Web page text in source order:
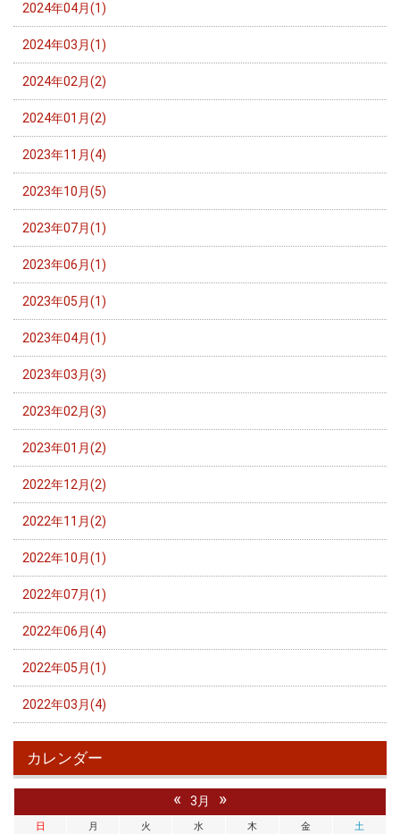
2024年04月(1)
2024年03月(1)
2024年02月(2)
2024年01月(2)
2023年11月(4)
2023年10月(5)
2023年07月(1)
2023年06月(1)
2023年05月(1)
2023年04月(1)
2023年03月(3)
2023年02月(3)
2023年01月(2)
2022年12月(2)
2022年11月(2)
2022年10月(1)
2022年07月(1)
2022年06月(4)
2022年05月(1)
2022年03月(4)
カレンダー
« 3月 »
日 月 火 水 木 金 土